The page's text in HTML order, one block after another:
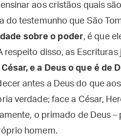
aos cristãos quais
testemunho que São
sobre o poder, é que
disso, as Escrituras
e a Deus o que é de
antes a Deus do que
verdade; face a César,
o primado de Deus –
homem.